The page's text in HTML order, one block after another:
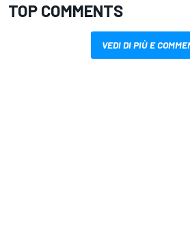
TOP COMMENTS
VEDI DI PIÙ E